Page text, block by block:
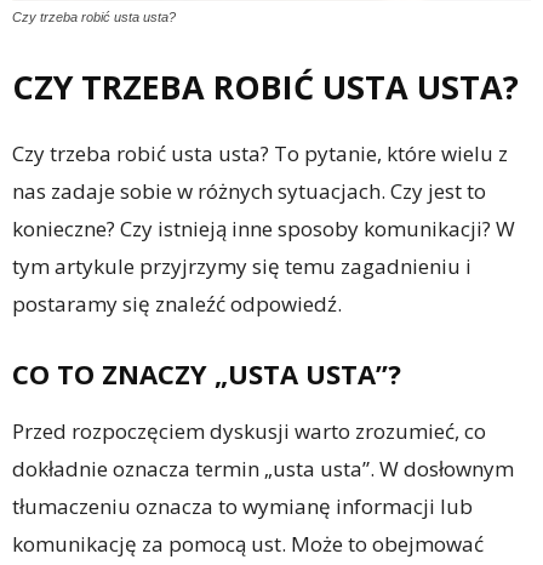
Czy trzeba robić usta usta?
CZY TRZEBA ROBIĆ USTA USTA?
Czy trzeba robić usta usta? To pytanie, które wielu z
nas zadaje sobie w różnych sytuacjach. Czy jest to
konieczne? Czy istnieją inne sposoby komunikacji? W
tym artykule przyjrzymy się temu zagadnieniu i
postaramy się znaleźć odpowiedź.
CO TO ZNACZY „USTA USTA”?
Przed rozpoczęciem dyskusji warto zrozumieć, co
dokładnie oznacza termin „usta usta”. W dosłownym
tłumaczeniu oznacza to wymianę informacji lub
komunikację za pomocą ust. Może to obejmować